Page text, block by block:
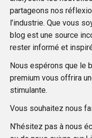
i
o
n
d
e
partageons nos
l’industrie. Que vous
blog est une source
rester informé et
Nous espérons que le
premium vous offrira
stimulante.
Vous souhaitez nous
N’hésitez pas à nous